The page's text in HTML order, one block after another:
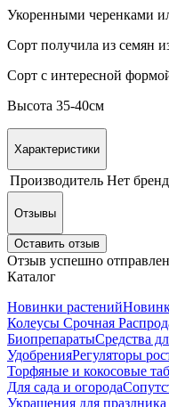
Укоренными черенками
Сорт получила из семян
Сорт с интересной
Высота 35-40см
Характеристики
Производитель Нет
Отзывы
Оставить отзыв
Отзыв успешно отправлен
Каталог
Новинки растений
Колеусы Срочная
БиопрепаратыСредства
УдобренияРегуляторы
Торфяные и кокосовые
Для сада и огорода
Украшения для праздника